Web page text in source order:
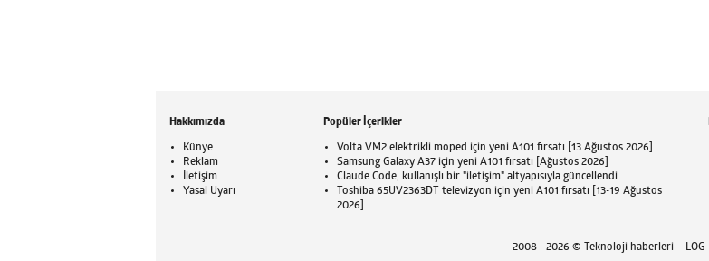
Hakkımızda
Künye
Reklam
İletişim
Yasal Uyarı
Popüler İçerikler
Volta VM2 elektrikli moped için yeni A101 fırsatı [13 Ağustos 2026]
Samsung Galaxy A37 için yeni A101 fırsatı [Ağustos 2026]
Claude Code, kullanışlı bir "iletişim" altyapısıyla güncellendi
Toshiba 65UV2363DT televizyon için yeni A101 fırsatı [13-19 Ağustos
2026]
2008 - 2026 © Teknoloji haberleri – LOG